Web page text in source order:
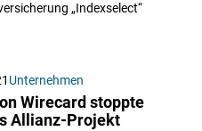
„Indexselect“
Unternehmen
Wirecard stoppte
Allianz-Projekt